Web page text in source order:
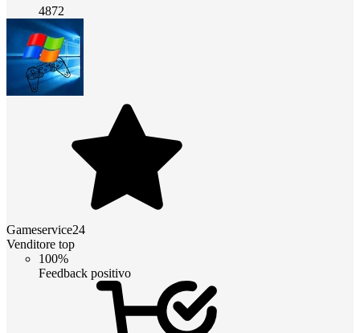
4872
Gameservice24
Venditore top
100%
Feedback positivo